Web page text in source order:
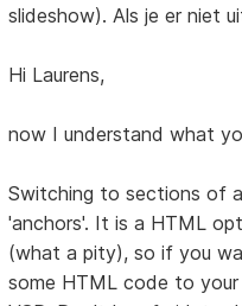
slideshow). Als je er niet
Hi Laurens,
now I understand what
Switching to sections of
'anchors'. It is a HTML
(what a pity), so if you
some HTML code to